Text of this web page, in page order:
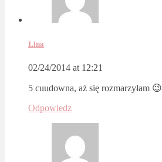
Lina
02/24/2014 at 12:21
5 cuudowna, aż się rozmarzyłam 😉
Odpowiedz